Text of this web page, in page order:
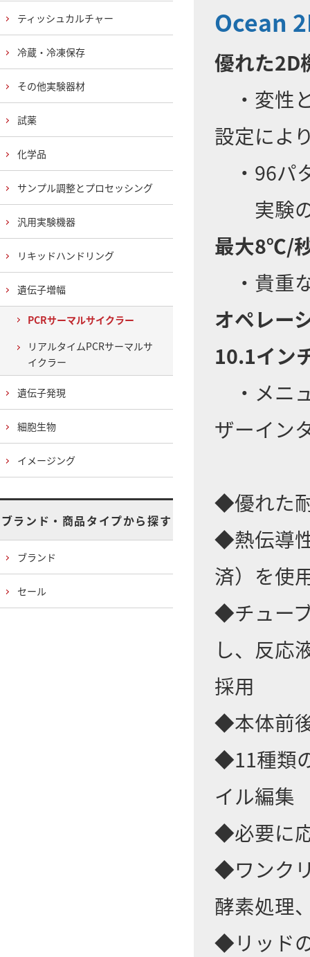
Ocean
優れた2D
・変性
設定によ
・96パ
実験の
最大8℃/
・貴重
オペレー
10.1イン
・メニ
ザーイン
◆優れた
◆熱伝導
済）を使
◆チュー
し、反応
採用
◆本体前
◆11種類
イル編集
◆必要に
◆ワンク
酵素処理
◆リッド
ティッシュカルチャー
冷蔵・冷凍保存
その他実験器材
試薬
化学品
サンプル調整とプロセッシング
汎用実験機器
リキッドハンドリング
遺伝子増幅
PCRサーマルサイクラー
リアルタイムPCRサーマルサ
イクラー
遺伝子発現
細胞生物
イメージング
ブランド・商品タイプから探す
ブランド
セール